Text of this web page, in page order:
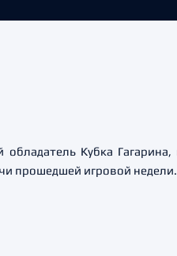
обладатель Кубка
прошедшей игровой